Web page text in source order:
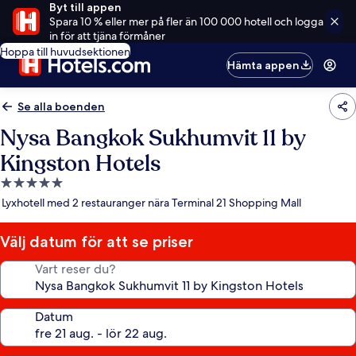
Byt till appen
Spara 10 % eller mer på fler än 100 000 hotell och logga
in för att tjäna förmåner
Hoppa till huvudsektionen
Hämta appen
Se alla boenden
Nysa Bangkok Sukhumvit 11 by
Kingston Hotels
5.0-
stjärnigt
Lyxhotell med 2 restauranger nära Terminal 21 Shopping Mall
Välj datum för att se priser
Vart reser du?
Datum